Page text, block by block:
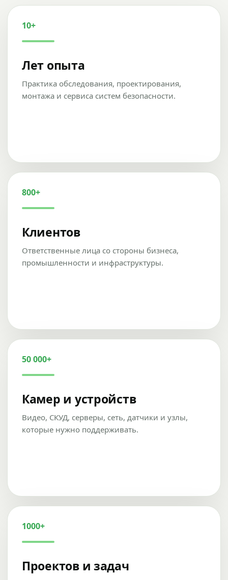
10+
Лет опыта
Практика обследования, проектирования,
монтажа и сервиса систем безопасности.
800+
Клиентов
Ответственные лица со стороны бизнеса,
промышленности и инфраструктуры.
50 000+
Камер и устройств
Видео, СКУД, серверы, сеть, датчики и узлы,
которые нужно поддерживать.
1000+
Проектов и задач